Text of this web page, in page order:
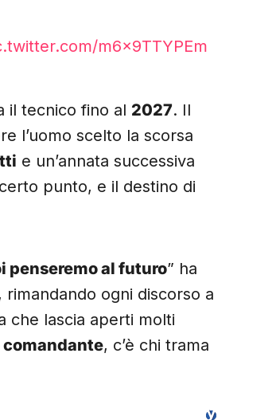
m6x9TTYPEm
il tecnico fino al 2027. Il
l’uomo scelto la scorsa
e un’annata successiva
punto, e il destino di
penseremo al futuro” ha
ogni discorso a
che lascia aperti molti
, c’è chi trama